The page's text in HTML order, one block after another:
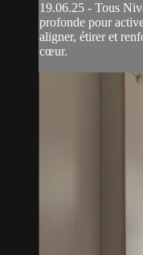
19.06.25 - Tous
profonde pour
aligner, étirer et
cœur.